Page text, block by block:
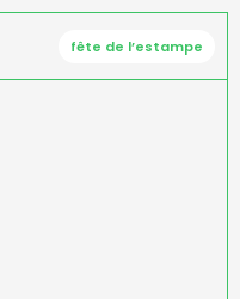
fête de l’estampe